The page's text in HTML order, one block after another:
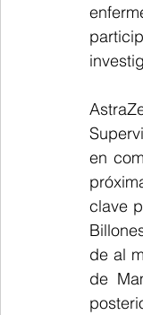
en
clave
de al
de